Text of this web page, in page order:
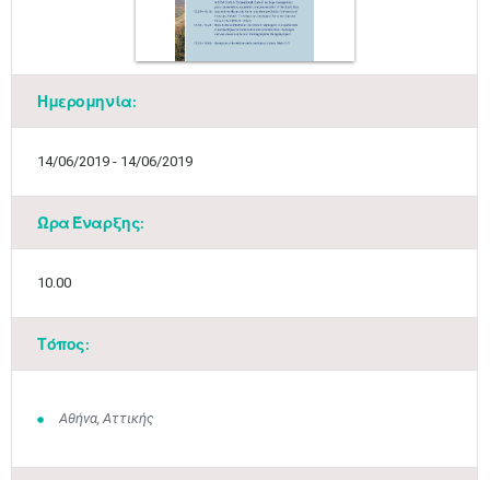
Ημερομηνία:
14/06/2019 - 14/06/2019
Ώρα Έναρξης:
10.00
Τόπος:
Αθήνα, Αττικής